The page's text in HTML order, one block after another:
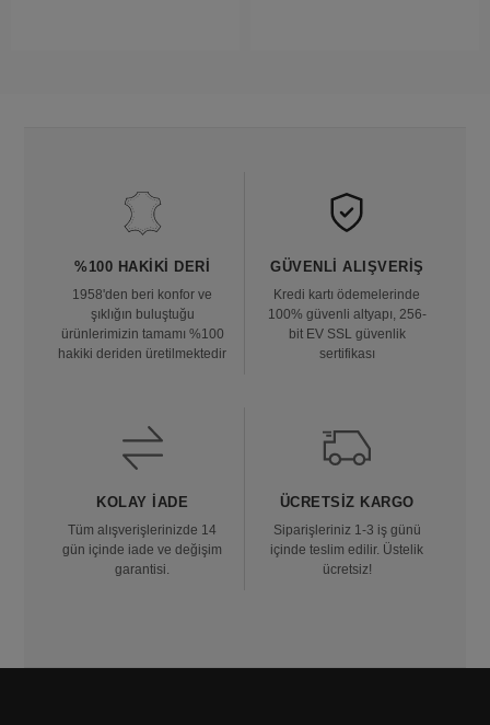
%100 HAKIKI DERI
1958'den beri konfor ve
şıklığın buluştuğu
ürünlerimizin tamamı %100
hakiki deriden üretilmektedir
GÜVENLI ALIŞVERIŞ
Kredi kartı ödemelerinde
100% güvenli altyapı, 256-
bit EV SSL güvenlik
sertifikası
KOLAY İADE
Tüm alışverişlerinizde 14
gün içinde iade ve değişim
garantisi.
ÜCRETSIZ KARGO
Siparişleriniz 1-3 iş günü
içinde teslim edilir. Üstelik
ücretsiz!